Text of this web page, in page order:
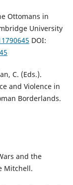
Ottomans in
University
DOI:
C. (Eds.).
and Violence in
Borderlands.
and the
Mitchell.